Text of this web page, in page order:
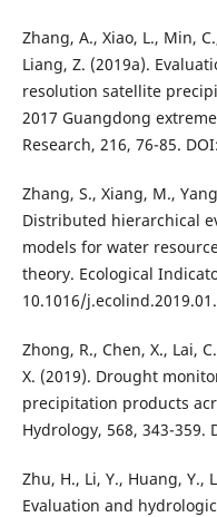
Zhang, A., Xiao, L., Min,
Liang, Z. (2019a).
resolution satellite
2017 Guangdong
Research, 216, 76-85.
Zhang, S., Xiang, M.,
Distributed hierarchical
models for water
theory. Ecological
10.1016/
Zhong, R., Chen, X., Lai,
X. (2019). Drought
precipitation products
Hydrology, 568, 343-359.
Zhu, H., Li, Y., Huang, Y.,
Evaluation and